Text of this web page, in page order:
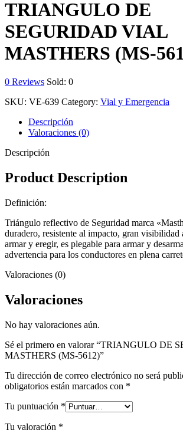
TRIANGULO DE
SEGURIDAD VIAL
MASTHERS (MS-
0 Reviews Sold: 0
SKU: VE-639 Category: Vial y Emergencia
Descripción
Valoraciones (0)
Descripción
Product Description
Definición:
Triángulo reflectivo de Seguridad marca
duradero, resistente al impacto, gran
armar y eregir, es plegable para armar y
advertencia para los conductores en plena
Valoraciones (0)
Valoraciones
No hay valoraciones aún.
Sé el primero en valorar “TRIANGULO DE
MASTHERS (MS-5612)”
Tu dirección de correo electrónico no será
obligatorios están marcados con *
Tu puntuación *
Tu valoración *